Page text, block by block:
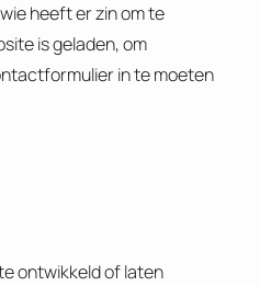
heeft er zin om te
is geladen, om
in te moeten
ontwikkeld of laten